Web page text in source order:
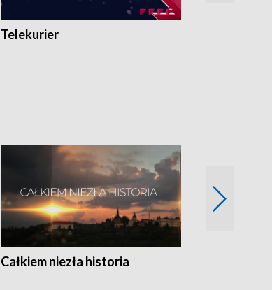
Telekurier
Całkiem niezła historia